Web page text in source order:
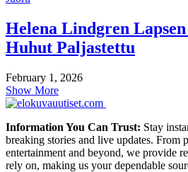
Helena Lindgren
Huhut Paljastettu
February 1, 2026
Show More
Information You Can Trust: Stay
breaking stories and live updates. From
entertainment and beyond, we provide
rely on, making us your dependable